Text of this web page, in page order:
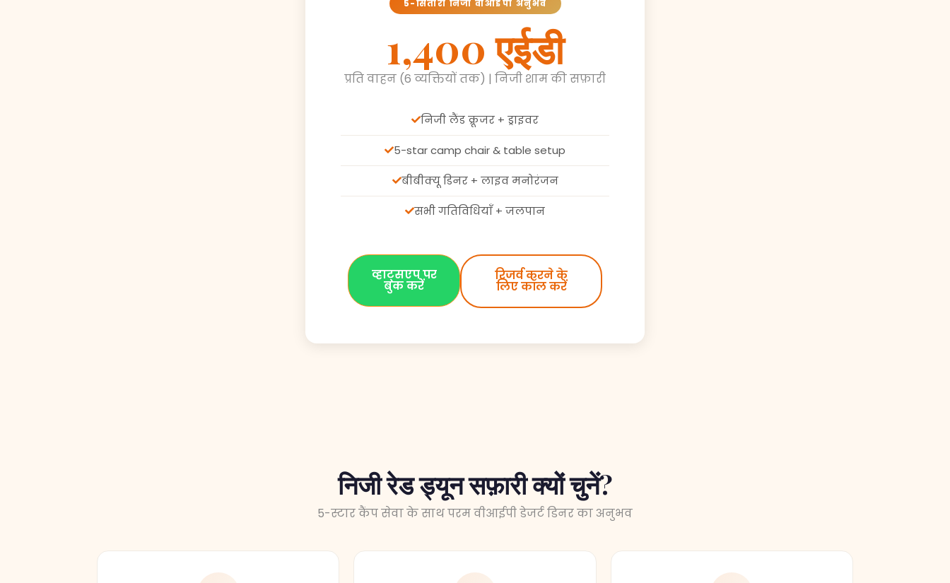
1,400 एईडी
प्रति वाहन (6 व्यक्तियों तक) | निजी शाम की सफ़ारी
5-star camp chair & table setup
बीबीक्यू डिनर + लाइव मनोरंजन
सभी गतिविधियाँ + जलपान
व्हाट्सएप पर
बुक करें
रिजर्व करने के
लिए कॉल करें
निजी रेड ड्यून सफ़ारी क्यों चुनें?
5-स्टार कैंप सेवा के साथ परम वीआईपी डेजर्ट डिनर का अनुभव